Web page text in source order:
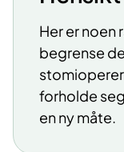
Her er noen
begrense
forholde
en ny måte.